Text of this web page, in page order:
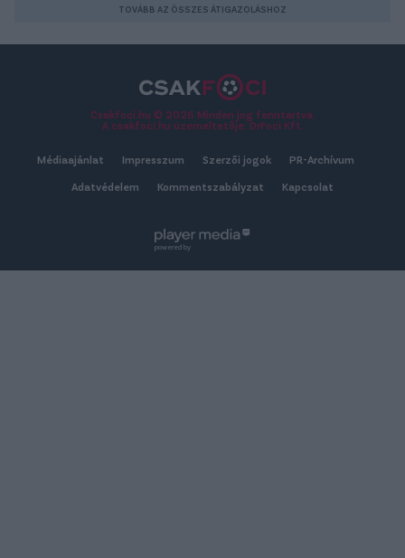
TOVÁBB AZ ÖSSZES ÁTIGAZOLÁSHOZ
Csakfoci.hu © 2026 Minden jog fenntartva.
A csakfoci.hu üzemeltetője: DrFoci Kft.
Médiaajánlat Impresszum Szerzői jogok PR-Archívum
Adatvédelem Kommentszabályzat Kapcsolat
powered by